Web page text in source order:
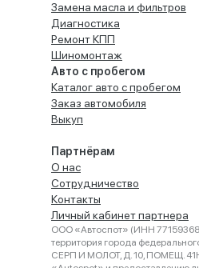
Замена масла и фильтров
Диагностика
Ремонт КПП
Шиномонтаж
Авто с пробегом
Каталог авто с пробегом
Заказ автомобиля
Выкуп
Партнёрам
О нас
Сотрудничество
Контакты
Личный кабинет партнера
ООО «Автоспот» (ИНН
территория города
СЕРП И МОЛОТ, Д. 10, ПОМЕЩ.